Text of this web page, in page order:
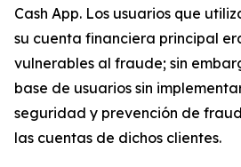
Cash App. Los usuarios que
su cuenta financiera principal
vulnerables al fraude; sin
base de usuarios sin
seguridad y prevención de
las cuentas de dichos clientes.